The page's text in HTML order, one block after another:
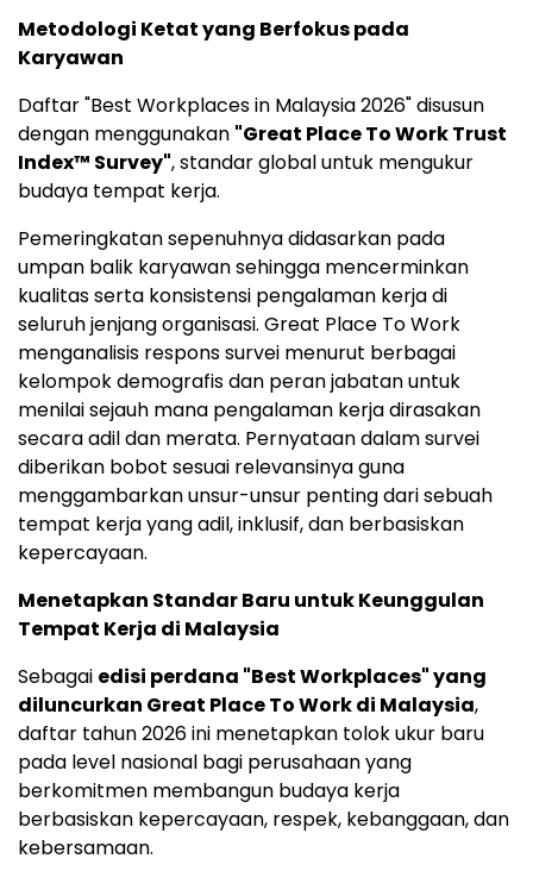
Metodologi Ketat yang Berfokus pada
Karyawan
Daftar "Best Workplaces in Malaysia 2026" disusun
dengan menggunakan "Great Place To Work Trust
Index™ Survey", standar global untuk mengukur
budaya tempat kerja.
Pemeringkatan sepenuhnya didasarkan pada
umpan balik karyawan sehingga mencerminkan
kualitas serta konsistensi pengalaman kerja di
seluruh jenjang organisasi. Great Place To Work
menganalisis respons survei menurut berbagai
kelompok demografis dan peran jabatan untuk
menilai sejauh mana pengalaman kerja dirasakan
secara adil dan merata. Pernyataan dalam survei
diberikan bobot sesuai relevansinya guna
menggambarkan unsur-unsur penting dari sebuah
tempat kerja yang adil, inklusif, dan berbasiskan
kepercayaan.
Menetapkan Standar Baru untuk Keunggulan
Tempat Kerja di Malaysia
Sebagai edisi perdana "Best Workplaces" yang
diluncurkan Great Place To Work di Malaysia,
daftar tahun 2026 ini menetapkan tolok ukur baru
pada level nasional bagi perusahaan yang
berkomitmen membangun budaya kerja
berbasiskan kepercayaan, respek, kebanggaan, dan
kebersamaan.